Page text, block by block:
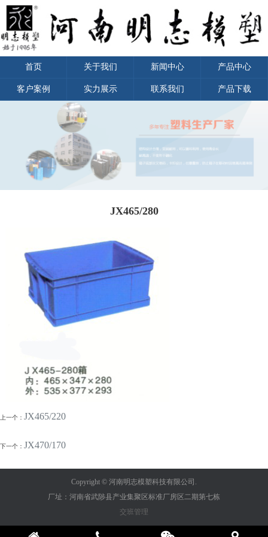
首页 关于我们 新闻中心 产品中心
客户案例 实力展示 联系我们 产品下载
JX465/280
上一个： JX465/220
下一个： JX470/170
Copyright © 河南明志模塑科技有限公司.
厂址：河南省武陟县产业集聚区标准厂房区二期第七栋
交班管理